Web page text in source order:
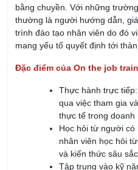
bằng chuyền. Với những
thường là người hướng dẫn,
trình đào tạo nhân viên do đó
mang yếu tố quyết định tới
Đặc điểm của On the job
Thực hành trực
qua việc tham gia
thực tế trong doanh
Học hỏi từ người có
nhân viên học hỏi
và kiến thức sâu
Tập trung vào kỹ